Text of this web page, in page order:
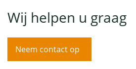
Wij helpen u graag
Neem contact op